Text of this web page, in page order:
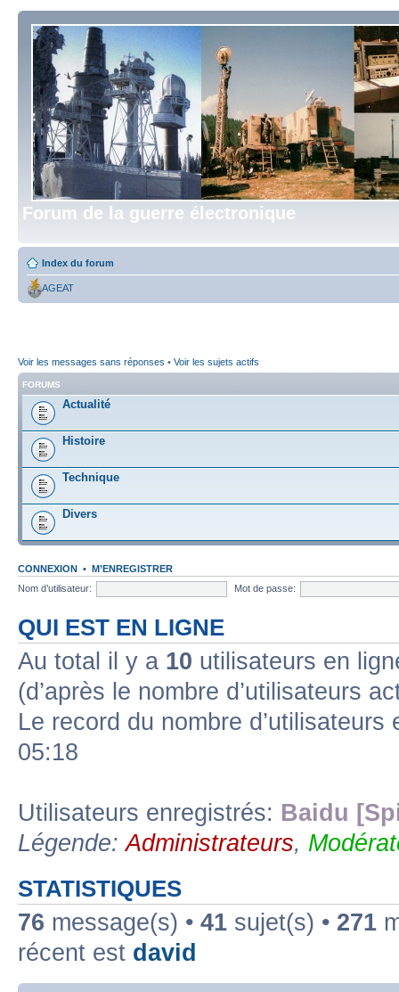
Forum de la guerre électronique
Index du forum
AGEAT
Voir les messages sans réponses • Voir les sujets actifs
FORUMS
Actualité
Histoire
Technique
Divers
CONNEXION • M’ENREGISTRER
Nom d’utilisateur:
Mot de passe:
QUI EST EN LIGNE
Au total il y a 10 utilisateurs en
(d’après le nombre d’utilisateurs
Le record du nombre
05:18
Utilisateurs enregistrés: Baidu
Légende:Administrateurs,
STATISTIQUES
76 message(s) • 41 sujet(s) • 271
récent est david